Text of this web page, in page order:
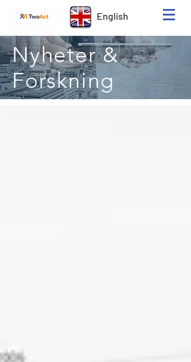
English
Nyheter &
Forskning